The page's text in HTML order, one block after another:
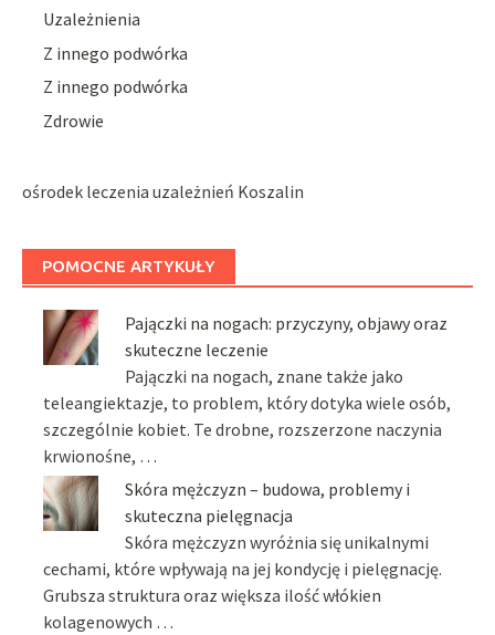
Uzależnienia
Z innego podwórka
Z innego podwórka
Zdrowie
ośrodek leczenia uzależnień Koszalin
POMOCNE ARTYKUŁY
Pajączki na nogach: przyczyny, objawy oraz
skuteczne leczenie
Pajączki na nogach, znane także jako
teleangiektazje, to problem, który dotyka wiele osób,
szczególnie kobiet. Te drobne, rozszerzone naczynia
krwionośne, …
Skóra mężczyzn – budowa, problemy i
skuteczna pielęgnacja
Skóra mężczyzn wyróżnia się unikalnymi
cechami, które wpływają na jej kondycję i pielęgnację.
Grubsza struktura oraz większa ilość włókien
kolagenowych …